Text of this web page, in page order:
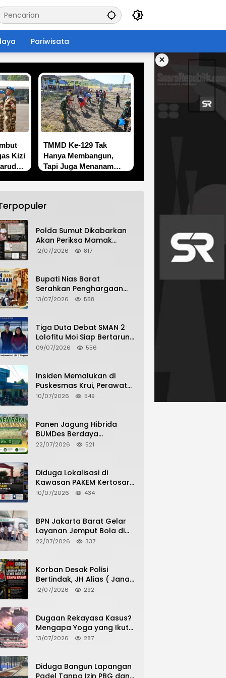
Pariwisata
×
Kizi
TMMD Ke-129 Tak
Hanya Membangun,
Tapi Juga Menanam
Polda Sumut Dikabarkan
Akan Periksa Mamak
Maling Terlapor dalam
Perdamaian
12/07/2026 817
Bupati Nias Barat
Serahkan Penghargaan
dan Penghargaan Bagi
13/07/2026 558
Tiga Duta Debat SMAN 2
Lolofitu Moi Siap Bertarung
di LDI Tingkat Provinsi
09/07/2026 556
Insiden Memalukan di
Puskesmas Krui, Perawat
dan Security Berselisih
10/07/2026 549
Panen Jagung Hibrida
BUMDes Berdaya
Hilimbuasi, Bukti Nyata
22/07/2026 521
Diduga Lokalisasi di
Kawasan PAKEM Kertosari
Kembali Jadi Sorotan
10/07/2026 434
BPN Jakarta Barat Gelar
Layanan Jemput Bola di
Kantor Kecamatan Grogol
HGB ke SHM
22/07/2026 337
Korban Desak Polisi
Bertindak, JH Alias ( Jana
Haris) Diduga Berulang
12/07/2026 292
Dugaan Rekayasa Kasus?
Mengapa Yoga yang Ikut
Menangkap Pelaku
Tersangka?
13/07/2026 287
Diduga Bangun Lapangan
Padel Tanpa Izin PBG dan